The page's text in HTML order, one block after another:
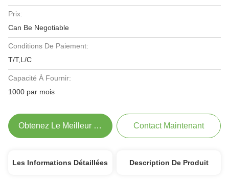
Prix:
Can Be Negotiable
Conditions De Paiement:
T/T,L/C
Capacité À Fournir:
1000 par mois
Obtenez Le Meilleur Prix Contact Maintenant
Les Informations Détaillées Description De Produit